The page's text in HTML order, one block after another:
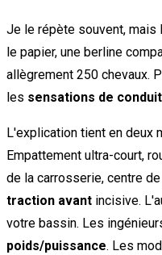
Je le répète souvent, mais
le papier, une berline
allègrement 250 chevaux.
les sensations de
L'explication tient en deux
Empattement ultra-court,
de la carrosserie, centre
traction avant incisive.
votre bassin. Les
poids/puissance. Les